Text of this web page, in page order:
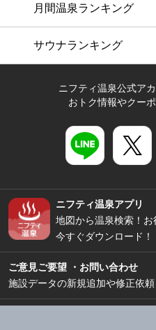
月間温泉ランキング
サウナランキング
ニフティ温泉公式ア
おトク情報やクー
ニフティ温泉アプリ
地図から温泉検索！お
今すぐダウンロード！
ご意見ご要望 ・お問い合わせ
施設データの新規追加や修正依